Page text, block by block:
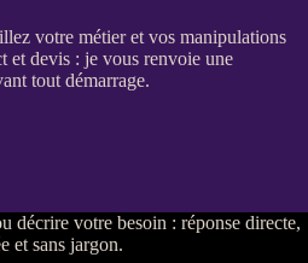
votre métier et vos manipulations
et devis: je vous renvoie une
tout démarrage.
décrire votre besoin : réponse directe,
et sans jargon.